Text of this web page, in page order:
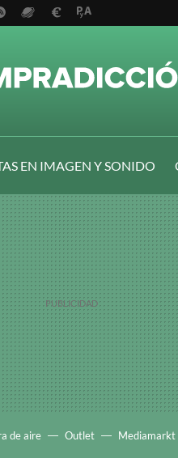
EN IMAGEN Y SONIDO
de aire Outlet Mediamarkt